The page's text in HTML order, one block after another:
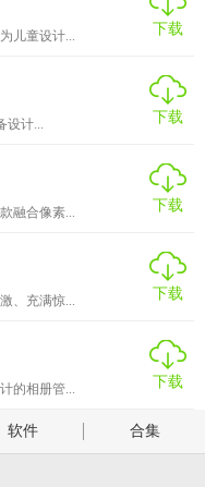
儿童设计...
下载
计...
下载
融合像素...
下载
、充满惊...
下载
的相册管...
下载
软件 合集